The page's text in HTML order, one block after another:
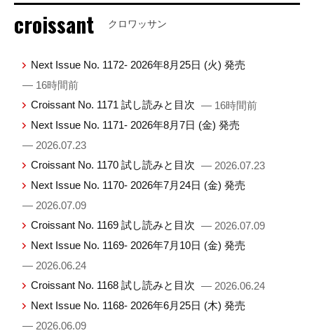
croissant クロワッサン
Next Issue No. 1172- 2026年8月25日 (火) 発売
— 16時間前
Croissant No. 1171 試し読みと目次 — 16時間前
Next Issue No. 1171- 2026年8月7日 (金) 発売
— 2026.07.23
Croissant No. 1170 試し読みと目次 — 2026.07.23
Next Issue No. 1170- 2026年7月24日 (金) 発売
— 2026.07.09
Croissant No. 1169 試し読みと目次 — 2026.07.09
Next Issue No. 1169- 2026年7月10日 (金) 発売
— 2026.06.24
Croissant No. 1168 試し読みと目次 — 2026.06.24
Next Issue No. 1168- 2026年6月25日 (木) 発売
— 2026.06.09